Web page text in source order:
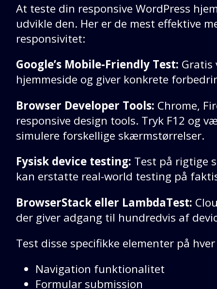
At teste din responsive WordPress
udvikle den. Her er de mest effektive
responsivitet:
Google’s Mobile-Friendly Test: Gratis
hjemmeside og giver konkrete
Browser Developer Tools: Chrome,
responsive design tools. Tryk F12 og
simulere forskellige skærmstørrelser.
Fysisk device testing: Test på rigtige
kan erstatte real-world testing på
BrowserStack eller LambdaTest:
der giver adgang til hundredvis af
Test disse specifikke elementer på
Navigation funktionalitet
Formular submission